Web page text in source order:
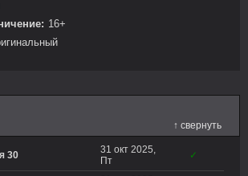
16+
↑ свернуть
30
31 окт 2025,
Пт
✓